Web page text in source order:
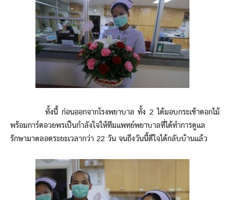
ทั้งนี้ ก่อนออกจากโรงพยาบาล ทั้ง 2 ได้มอบกระเช้าดอกไม้
พร้อมการ์ดอวยพรเป็นกำลังใจให้ทีมแพทย์พยาบาลที่ได้ทำการดูแล
รักษามาตลอดระยะเวลากว่า 22 วัน จนถึงวันนี้ดีใจได้กลับบ้านแล้ว